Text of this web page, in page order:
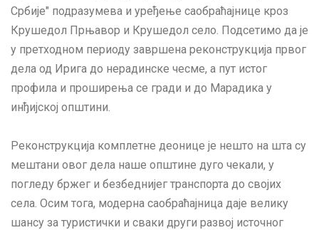
Србије" подразумева и уређење саобраћајнице кроз
Крушедол Прњавор и Крушедол село. Подсетимо да је
у претходном периоду завршена реконструкција првог
дела од Ирига до нерадинске чесме, а пут истог
профила и проширења се гради и до Марадика у
инђијској општини.
Реконструкција комплетне деонице је нешто на шта су
мештани овог дела наше општине дуго чекали, у
погледу бржег и безбеднијег транспорта до својих
села. Осим тога, модерна саобраћајница даје велику
шансу за туристички и сваки други развој источног